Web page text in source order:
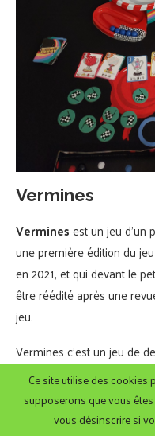
Vermines
Verminesest un jeu d’un
une première édition du
en 2021, et qui devant le
être réédité après une
jeu.
Vermines c’est un jeu de
lequel vous recruter des
momentanément profiter
dans votre deck ou bien
Ce site utilise des cookies
supposerons que vous
vous désinscrire si